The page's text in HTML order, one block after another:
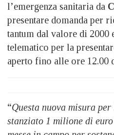
l’emergenza sanitaria da
presentare domanda per
tantum dal valore di 2000
telematico per la
aperto fino alle ore 12.00
“Questa nuova misura
stanziato 1 milione di